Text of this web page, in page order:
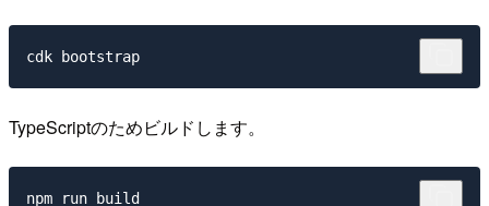
TypeScriptのためビルドします。